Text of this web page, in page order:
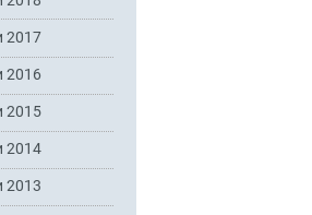
2017
2016
2015
2014
2013